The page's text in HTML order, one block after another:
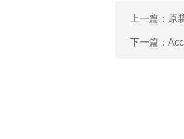
上一篇： 原
下一篇：